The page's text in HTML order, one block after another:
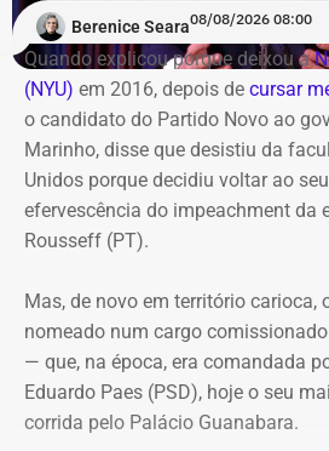
Berenice Seara08/08/2026 08:00
Quando explicou porque deixou a
(NYU) em 2016, depois de cursar
o candidato do Partido Novo ao
Marinho, disse que desistiu da
Unidos porque decidiu voltar ao
efervescência do impeachment da
Rousseff (PT).
Mas, de novo em território carioca,
nomeado num cargo
— que, na época, era comandada
Eduardo Paes (PSD), hoje o seu
corrida pelo Palácio Guanabara.